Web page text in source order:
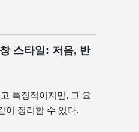
스타일: 저음, 반
특징적이지만, 그 요
이 정리할 수 있다.